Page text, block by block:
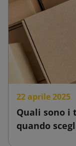
22 aprile 2025
Quali sono i
quando